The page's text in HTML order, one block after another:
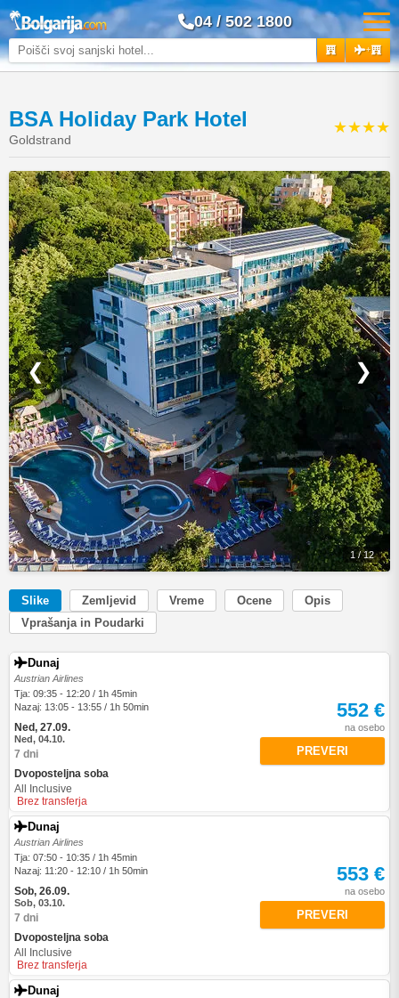
04 / 502 1800
+
BSA Holiday Park Hotel
Goldstrand
★★★★
❮ ❯
1 / 12
Slike Zemljevid Vreme Ocene
Opis
Vprašanja in Poudarki
Dunaj
Austrian Airlines
Tja: 09:35 - 12:20 / 1h 45min
Nazaj: 13:05 - 13:55 / 1h 50min
Ned, 27.09.
Ned, 04.10.
7 dni
Dvoposteljna soba
All Inclusive
Brez transferja
552 €
na osebo
PREVERI
Dunaj
Austrian Airlines
Tja: 07:50 - 10:35 / 1h 45min
Nazaj: 11:20 - 12:10 / 1h 50min
Sob, 26.09.
Sob, 03.10.
7 dni
Dvoposteljna soba
All Inclusive
Brez transferja
553 €
na osebo
PREVERI
Dunaj